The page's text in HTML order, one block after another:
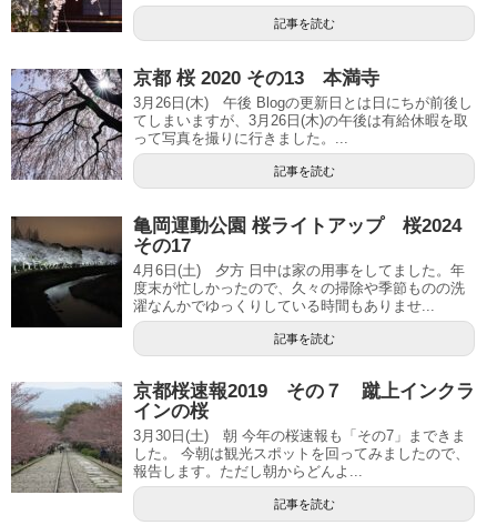
記事を読む
京都 桜 2020 その13 本満寺
3月26日(木) 午後 Blogの更新日とは日にちが前後し
てしまいますが、3月26日(木)の午後は有給休暇を取
って写真を撮りに行きました。...
記事を読む
亀岡運動公園 桜ライトアップ 桜2024
その17
4月6日(土) 夕方 日中は家の用事をしてました。年
度末が忙しかったので、久々の掃除や季節ものの洗
濯なんかでゆっくりしている時間もありませ...
記事を読む
京都桜速報2019 その７ 蹴上インクラ
インの桜
3月30日(土) 朝 今年の桜速報も「その7」まできま
した。 今朝は観光スポットを回ってみましたので、
報告します。ただし朝からどんよ...
記事を読む